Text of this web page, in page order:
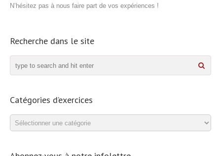
N’hésitez pas à nous faire part de vos expériences !
Recherche dans le site
Catégories d’exercices
Catégories
d’exercices